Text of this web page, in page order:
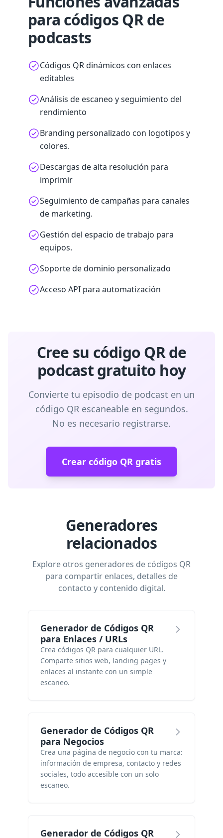
para códigos QR de
podcasts
Códigos QR dinámicos con enlaces
editables
Análisis de escaneo y seguimiento del
rendimiento
Branding personalizado con logotipos y
colores.
Descargas de alta resolución para
imprimir
Seguimiento de campañas para canales
de marketing.
Gestión del espacio de trabajo para
equipos.
Soporte de dominio personalizado
Acceso API para automatización
Cree su código QR de
podcast gratuito hoy
Convierte tu episodio de podcast en un
código QR escaneable en segundos.
No es necesario registrarse.
Crear código QR gratis
Generadores
relacionados
Explore otros generadores de códigos QR
para compartir enlaces, detalles de
contacto y contenido digital.
Generador de Códigos QR
para Enlaces / URLs
Crea códigos QR para cualquier URL.
Comparte sitios web, landing pages y
enlaces al instante con un simple
escaneo.
Generador de Códigos QR
para Negocios
Crea una página de negocio con tu marca:
información de empresa, contacto y redes
sociales, todo accesible con un solo
escaneo.
Generador de Códigos QR